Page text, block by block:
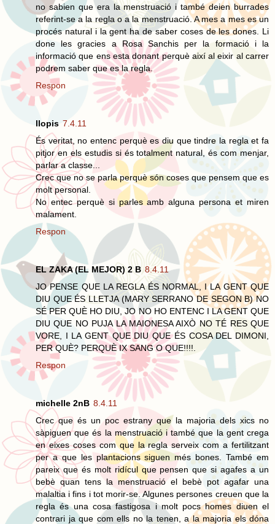
no sabien que era la menstruació i també deien burrades
referint-se a la regla o a la menstruació. A mes a mes es un
procés natural i la gent ha de saber coses de les dones. Li
done les gracies a Rosa Sanchis per la formació i la
informació que ens esta donant perquè així al eixir al carrer
podrem saber que es la regla.
Respon
llopis 7.4.11
És veritat, no entenc perquè es diu que tindre la regla et fa
pitjor en els estudis si és totalment natural, és com menjar,
parlar a classe...
Crec que no se parla perquè són coses que pensem que es
molt personal.
No entec perquè si parles amb alguna persona et miren
malament.
Respon
EL ZAKA (EL MEJOR) 2 B 8.4.11
JO PENSE QUE LA REGLA ÉS NORMAL, I LA GENT QUE
DIU QUE ÉS LLETJA (MARY SERRANO DE SEGON B) NO
SÉ PER QUÈ HO DIU, JO NO HO ENTENC I LA GENT QUE
DIU QUE NO PUJA LA MAIONESA AIXÒ NO TÉ RES QUE
VORE, I LA GENT QUE DIU QUE ÉS COSA DEL DIMONI,
PER QUÈ? PERQUÈ IX SANG O QUE!!!!.
Respon
michelle 2nB 8.4.11
Crec que és un poc estrany que la majoria dels xics no
sàpiguen que és la menstruació i també que la gent crega
en eixes coses com que la regla serveix com a fertilitzant
per a que les plantacions siguen més bones. També em
pareix que és molt ridícul que pensen que si agafes a un
bebè quan tens la menstruació el bebè pot agafar una
malaltia i fins i tot morir-se. Algunes persones creuen que la
regla és una cosa fastigosa i molt pocs homes diuen el
contrari ja que com ells no la tenen, a la majoria els dóna